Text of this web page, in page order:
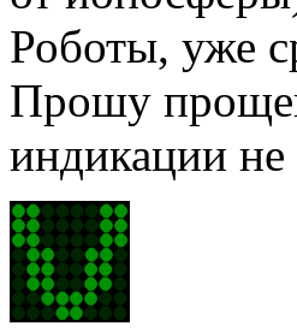
Роботы, уже
Прошу
индикации